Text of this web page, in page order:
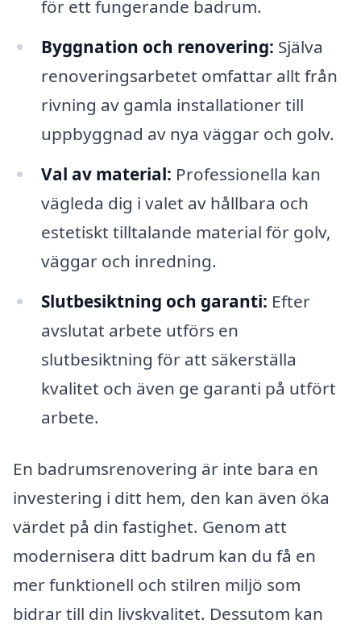
för ett fungerande badrum.
Byggnation och renovering: Själva
renoveringsarbetet omfattar allt från
rivning av gamla installationer till
uppbyggnad av nya väggar och golv.
Val av material: Professionella kan
vägleda dig i valet av hållbara och
estetiskt tilltalande material för golv,
väggar och inredning.
Slutbesiktning och garanti: Efter
avslutat arbete utförs en
slutbesiktning för att säkerställa
kvalitet och även ge garanti på utfört
arbete.
En badrumsrenovering är inte bara en
investering i ditt hem, den kan även öka
värdet på din fastighet. Genom att
modernisera ditt badrum kan du få en
mer funktionell och stilren miljö som
bidrar till din livskvalitet. Dessutom kan